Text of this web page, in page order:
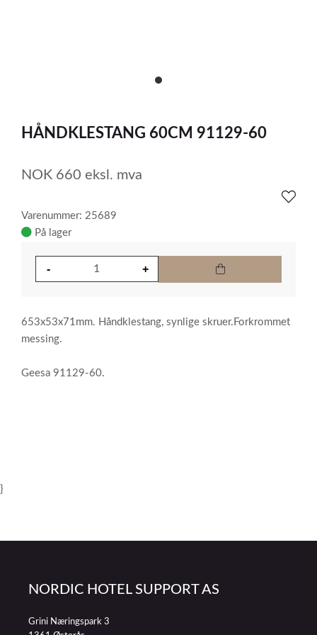
item
of
HÅNDKLESTANG 60CM 91129-60
NOK 660 eksl. mva
Varenummer: 25689
På lager
653x53x71mm. Håndklestang, synlige skruer.Forkrommet
messing.
Geesa 91129-60.
}
NORDIC HOTEL SUPPORT AS
Grini Næringspark 3